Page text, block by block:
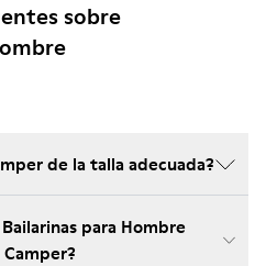
sobre
de la talla adecuada?
para Hombre